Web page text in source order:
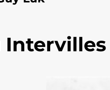
Intervilles